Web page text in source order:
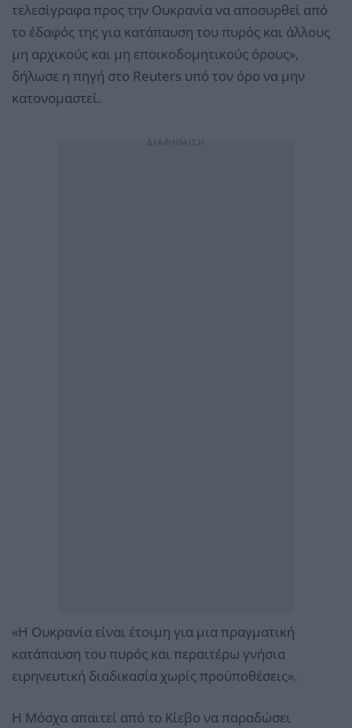
τελεσίγραφα προς την Ουκρανία να αποσυρθεί από
το έδαφός της για κατάπαυση του πυρός και άλλους
μη αρχικούς και μη εποικοδομητικούς όρους»,
δήλωσε η πηγή στο Reuters υπό τον όρο να μην
κατονομαστεί.
«Η Ουκρανία είναι έτοιμη για μια πραγματική
κατάπαυση του πυρός και περαιτέρω γνήσια
ειρηνευτική διαδικασία χωρίς προϋποθέσεις».
Η Μόσχα απαιτεί από το Κίεβο να παραδώσει